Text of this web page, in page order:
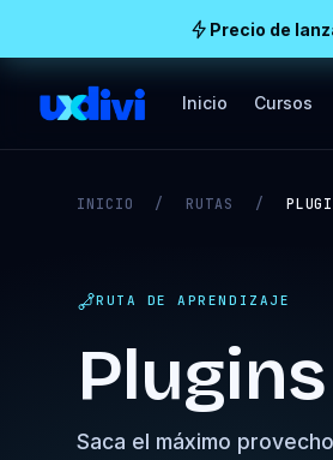
Precio de
Inicio Cursos
INICIO / RUTAS /
RUTA DE APRENDIZAJE
Saca el máximo